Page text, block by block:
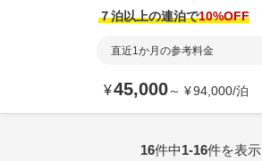
７泊以上の連泊で10%OFF
直近1か月の参考料金
¥45,000～ ¥94,000/泊
16件中1-16件を表示